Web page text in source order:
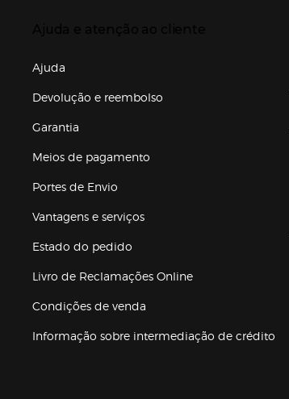
Ajuda
Devolução e reembolso
Garantia
Meios de pagamento
Portes de Envio
Vantagens e serviços
Estado do pedido
Livro de Reclamações Online
Condições de venda
Informação sobre intermediação de crédito